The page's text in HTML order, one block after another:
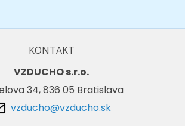
KONTAKT
VZDUCHO s.r.o.
34, 836 05 Bratislava
vzducho@vzducho.sk